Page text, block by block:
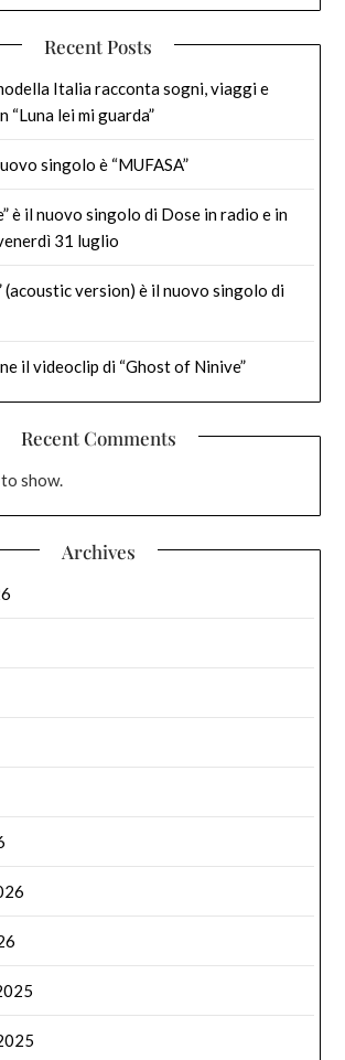
Recent Posts
Italia racconta sogni, viaggi e
“Luna lei mi guarda”
singolo è “MUFASA”
è il nuovo singolo di Dose in radio e in
31 luglio
(acoustic version) è il nuovo singolo di
il videoclip di “Ghost of Ninive”
Recent Comments
show.
Archives